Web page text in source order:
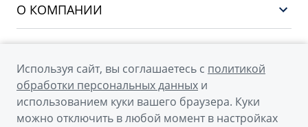
CITYRAY
ATLAS
OKAVANGO
MONJARO
О КОМПАНИИ
Новости
Наша команда
Мы в соцсетях
Используя сайт, вы соглашаетесь с политикой
обработки персональных данных и
использованием куки вашего браузера. Куки
можно отключить в любой момент в настройках